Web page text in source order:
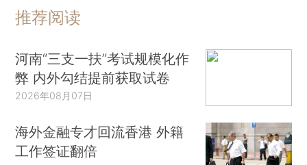
推荐阅读
河南“三支一扶”考试规模化作
弊 内外勾结提前获取试卷
2026年08月07日
海外金融专才回流香港 外籍
工作签证翻倍